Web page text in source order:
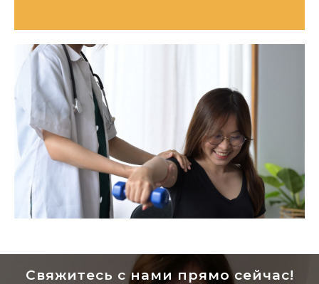
Свяжитесь с нами прямо сейчас!